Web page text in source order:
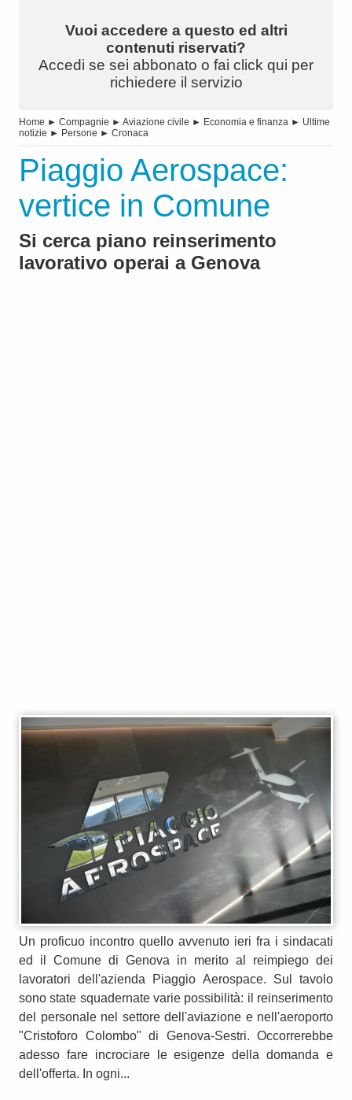
Vuoi accedere a questo ed altri
contenuti riservati?
Accedi se sei abbonato o fai click qui per
richiedere il servizio
Home ► Compagnie ► Aviazione civile ► Economia e finanza ► Ultime
notizie ► Persone ► Cronaca
Piaggio Aerospace:
vertice in Comune
Si cerca piano reinserimento
lavorativo operai a Genova
Un proficuo incontro quello avvenuto ieri fra i sindacati
ed il Comune di Genova in merito al reimpiego dei
lavoratori dell'azienda Piaggio Aerospace. Sul tavolo
sono state squadernate varie possibilità: il reinserimento
del personale nel settore dell'aviazione e nell'aeroporto
"Cristoforo Colombo" di Genova-Sestri. Occorrerebbe
adesso fare incrociare le esigenze della domanda e
dell'offerta. In ogni...